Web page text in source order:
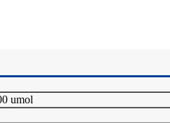
umol